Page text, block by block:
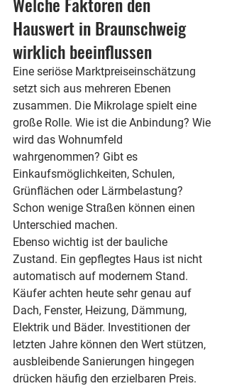
Hauswert in Braunschweig
wirklich beeinflussen
Eine seriöse Marktpreiseinschätzung
setzt sich aus mehreren Ebenen
zusammen. Die Mikrolage spielt eine
große Rolle. Wie ist die Anbindung? Wie
wird das Wohnumfeld
wahrgenommen? Gibt es
Einkaufsmöglichkeiten, Schulen,
Grünflächen oder Lärmbelastung?
Schon wenige Straßen können einen
Unterschied machen.
Ebenso wichtig ist der bauliche
Zustand. Ein gepflegtes Haus ist nicht
automatisch auf modernem Stand.
Käufer achten heute sehr genau auf
Dach, Fenster, Heizung, Dämmung,
Elektrik und Bäder. Investitionen der
letzten Jahre können den Wert stützen,
ausbleibende Sanierungen hingegen
drücken häufig den erzielbaren Preis.